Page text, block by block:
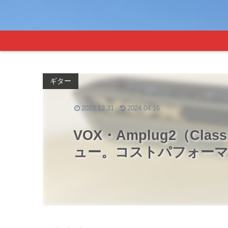
VOX・Amplug2（
ュー。コストパフォー
ギター
2023.12.31 2024.04.16